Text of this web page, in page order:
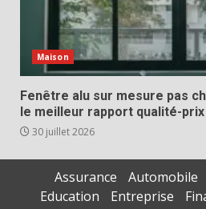
Maison
Fenêtre alu sur mesure pas
le meilleur rapport qualité-prix
30 juillet 2026
Assurance Automobile
Education
Entreprise